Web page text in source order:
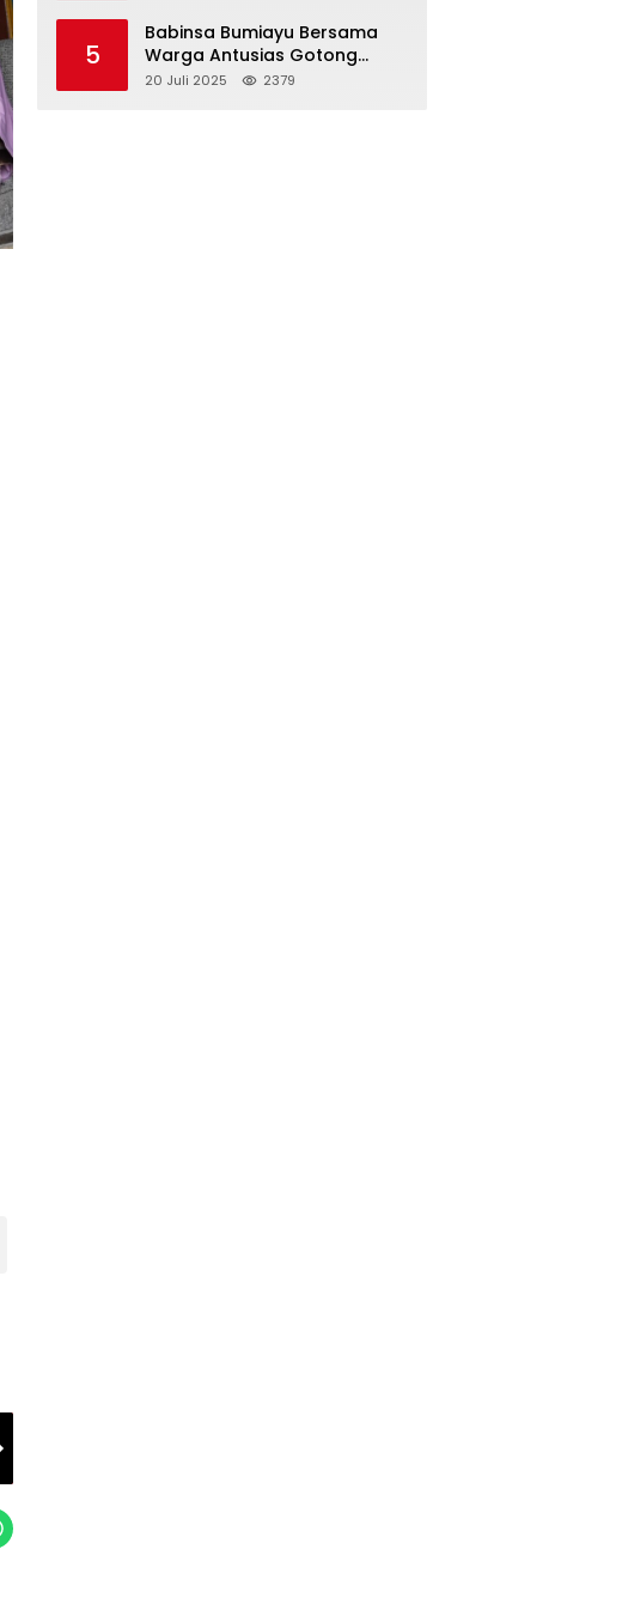
5
Babinsa Bumiayu Bersama
Warga Antusias Gotong
Royong Bersihkan Jalan
20 Juli 2025 2379